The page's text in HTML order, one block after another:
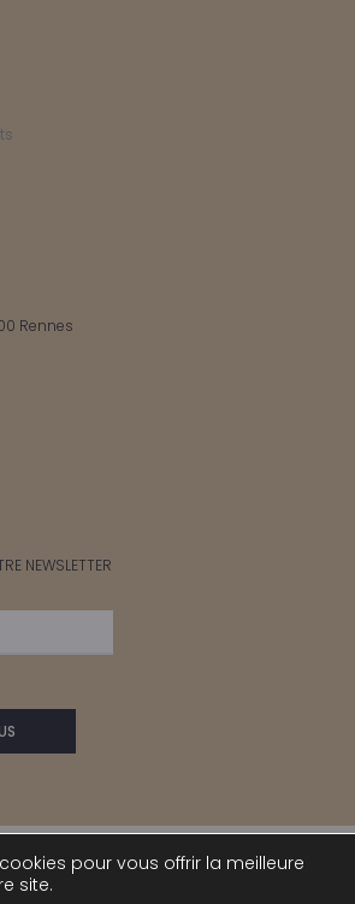
Rennes
NEWSLETTER
pour vous offrir la meilleure
site.